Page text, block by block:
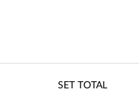
SET TOTAL